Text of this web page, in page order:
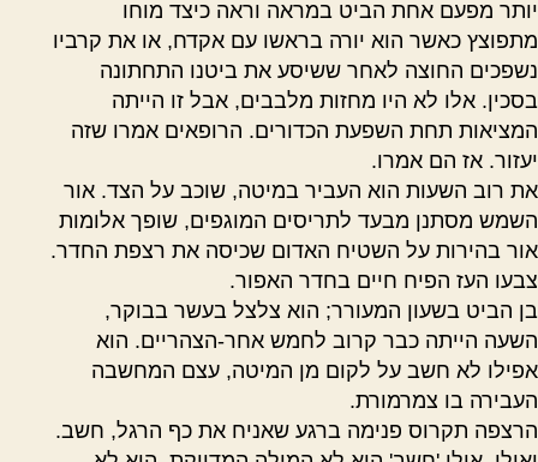
יותר מפעם אחת הביט במראה וראה כיצד מוחו
מתפוצץ כאשר הוא יורה בראשו עם אקדח, או את קרביו
נשפכים החוצה לאחר ששיסע את ביטנו התחתונה
בסכין. אלו לא היו מחזות מלבבים, אבל זו הייתה
המציאות תחת השפעת הכדורים. הרופאים אמרו שזה
יעזור. אז הם אמרו.
את רוב השעות הוא העביר במיטה, שוכב על הצד. אור
השמש מסתנן מבעד לתריסים המוגפים, שופך אלומות
אור בהירות על השטיח האדום שכיסה את רצפת החדר.
צבעו העז הפיח חיים בחדר האפור.
בן הביט בשעון המעורר; הוא צלצל בעשר בבוקר,
השעה הייתה כבר קרוב לחמש אחר-הצהריים. הוא
אפילו לא חשב על לקום מן המיטה, עצם המחשבה
העבירה בו צמרמורת.
הרצפה תקרוס פנימה ברגע שאניח את כף הרגל, חשב.